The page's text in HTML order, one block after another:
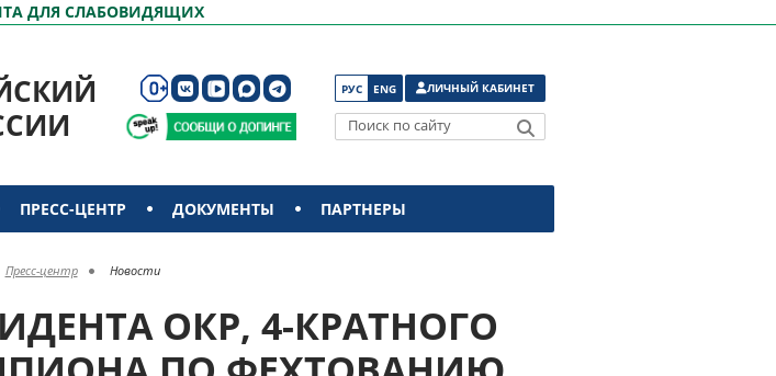
ДЛЯ СЛАБОВИДЯЩИХ
РУС ENG ЛИЧНЫЙ КАБИНЕТ
Поиск по сайту
ПРЕСС-ЦЕНТР ДОКУМЕНТЫ ПАРТНЕРЫ
Пресс-центр Новости
ОКР, 4-КРАТНОГО